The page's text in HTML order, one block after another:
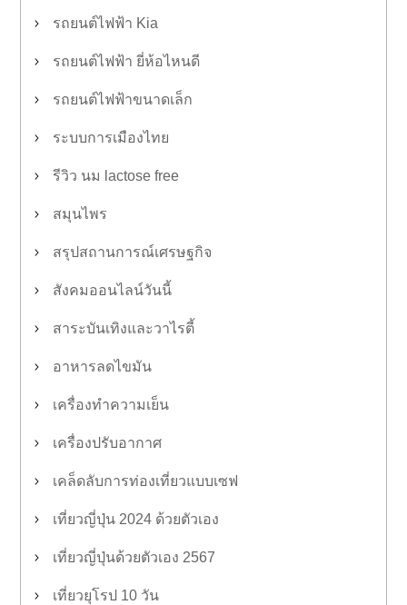
รถยนต์ไฟฟ้า Kia
รถยนต์ไฟฟ้า ยี่ห้อไหนดี
รถยนต์ไฟฟ้าขนาดเล็ก
ระบบการเมืองไทย
รีวิว นม lactose free
สมุนไพร
สรุปสถานการณ์เศรษฐกิจ
สังคมออนไลน์วันนี้
สาระบันเทิงและวาไรตี้
อาหารลดไขมัน
เครื่องทำความเย็น
เครื่องปรับอากาศ
เคล็ดลับการท่องเที่ยวแบบเซฟ
เที่ยวญี่ปุ่น 2024 ด้วยตัวเอง
เที่ยวญี่ปุ่นด้วยตัวเอง 2567
เที่ยวยุโรป 10 วัน